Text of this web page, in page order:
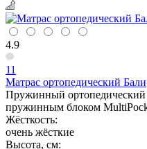
4.9
11
Матрас ортопедический Бали
Пружинный ортопедический
пружинным блоком
Жёсткость:
очень жёсткие
Высота, см: